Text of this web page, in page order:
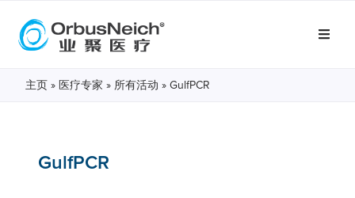
主页 » 医疗专家 » 所有活动 » GulfPCR
GulfPCR